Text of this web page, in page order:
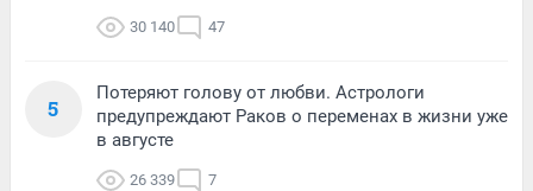
30 140 47
5
Потеряют голову от любви. Астрологи
предупреждают Раков о переменах в жизни уже
в августе
26 339 7